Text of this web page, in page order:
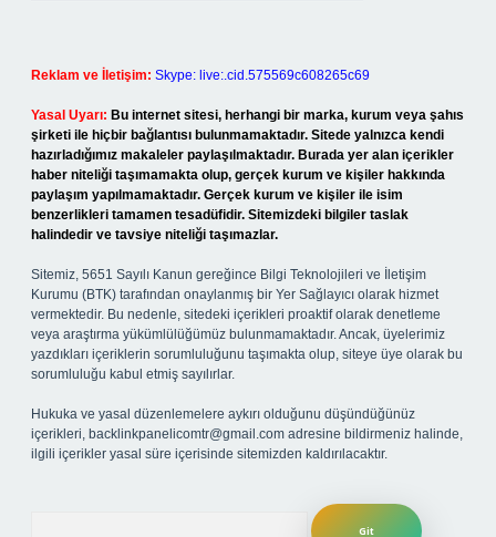
Reklam ve İletişim: Skype: live:.cid.575569c608265c69
Yasal Uyarı: Bu internet sitesi, herhangi bir marka, kurum veya şahıs
şirketi ile hiçbir bağlantısı bulunmamaktadır. Sitede yalnızca kendi
hazırladığımız makaleler paylaşılmaktadır. Burada yer alan içerikler
haber niteliği taşımamakta olup, gerçek kurum ve kişiler hakkında
paylaşım yapılmamaktadır. Gerçek kurum ve kişiler ile isim
benzerlikleri tamamen tesadüfidir. Sitemizdeki bilgiler taslak
halindedir ve tavsiye niteliği taşımazlar.
Sitemiz, 5651 Sayılı Kanun gereğince Bilgi Teknolojileri ve İletişim
Kurumu (BTK) tarafından onaylanmış bir Yer Sağlayıcı olarak hizmet
vermektedir. Bu nedenle, sitedeki içerikleri proaktif olarak denetleme
veya araştırma yükümlülüğümüz bulunmamaktadır. Ancak, üyelerimiz
yazdıkları içeriklerin sorumluluğunu taşımakta olup, siteye üye olarak bu
sorumluluğu kabul etmiş sayılırlar.
Hukuka ve yasal düzenlemelere aykırı olduğunu düşündüğünüz
içerikleri, backlinkpanelicomtr@gmail.com adresine bildirmeniz halinde,
ilgili içerikler yasal süre içerisinde sitemizden kaldırılacaktır.